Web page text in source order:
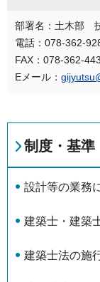
部署名：土木部
電話：078-362-
FAX：078-362-
Eメール：
制度・基準
設計等の業務
建築士・建築
建築士法の施